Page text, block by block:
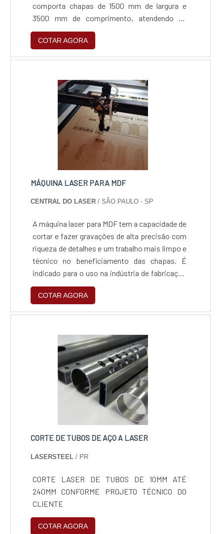
comporta chapas de 1500 mm de largura e
3500 mm de comprimento, atendendo as
espessuras de até 16mm em aço carbono,
8mm em aço inox, 4mm em alumínio e 3mm
em latão.
COTAR AGORA
MÁQUINA LASER PARA MDF
CENTRAL DO LASER / SÃO PAULO - SP
A máquina laser para MDF tem a capacidade de
cortar e fazer gravações de alta precisão com
riqueza de detalhes e um trabalho mais limpo e
técnico no beneficiamento das chapas. É
indicado para o uso na indústria de fabricação
de móveis, pisos laminados e portas para a
construção civil. Seu desempenho se explica
pelas características listadas abaixo:
concentrado em um único ponto focal;
Programação de ân....
COTAR AGORA
CORTE DE TUBOS DE AÇO A LASER
LASERSTEEL / PR
CORTE LASER DE TUBOS DE 10MM ATÉ
240MM CONFORME PROJETO TÉCNICO DO
CLIENTE
COTAR AGORA